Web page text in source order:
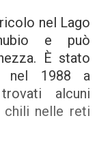
nel Lago
e può
È stato
nel 1988 a
alcuni
chili nelle reti